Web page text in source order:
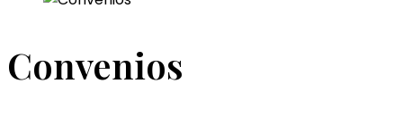
Convenios